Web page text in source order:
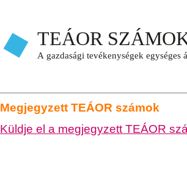
Megjegyzett TEÁOR számok
Küldje el a megjegyzett TEÁOR